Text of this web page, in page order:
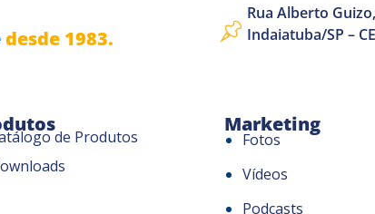
desde 1983.
Rua Alberto
Indaiatuba/SP –
de Produtos
Marketing
Fotos
Vídeos
Podcasts